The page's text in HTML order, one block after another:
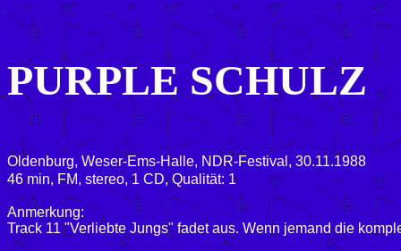
PURPLE SCHULZ
Oldenburg, Weser-Ems-Halle, NDR-Festival, 30.11.1988
46 min, FM, stereo, 1 CD, Qualität: 1
Anmerkung:
Track 11 "Verliebte Jungs" fadet aus. Wenn jemand die